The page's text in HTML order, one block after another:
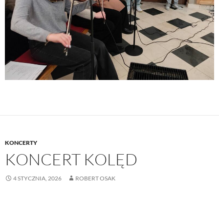
KONCERTY
KONCERT KOLĘD
4 STYCZNIA, 2026 ROBERT OSAK